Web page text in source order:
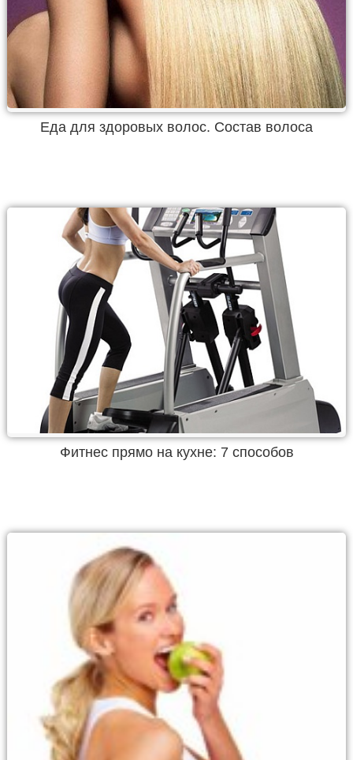
Еда для здоровых волос. Состав волоса
Фитнес прямо на кухне: 7 способов